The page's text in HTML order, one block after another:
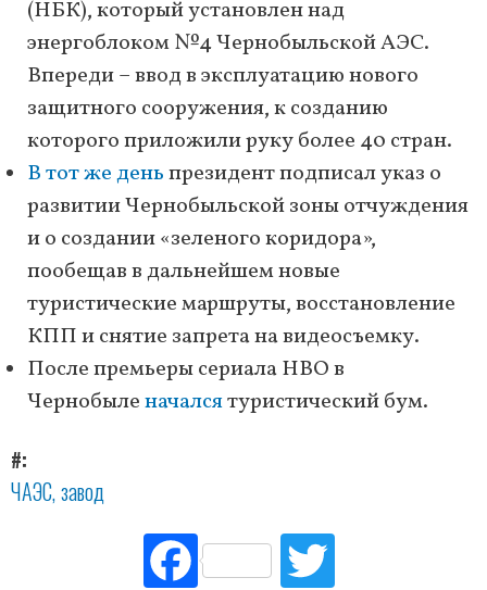
(НБК), который установлен над
энергоблоком №4 Чернобыльской АЭС.
Впереди – ввод в эксплуатацию нового
защитного сооружения, к созданию
которого приложили руку более 40 стран.
В тот же деньпрезидент подписал указ о
развитии Чернобыльской зоны отчуждения
и о создании «зеленого коридора»,
пообещав в дальнейшем новые
туристические маршруты, восстановление
КПП и снятие запрета на видеосъемку.
После премьеры сериала HBO в
Чернобыленачалсятуристический бум.
#
ЧАЭС завод
Fac